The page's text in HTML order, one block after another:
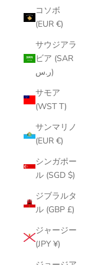
コソボ
(EUR €)
サウジアラ
ビア (SAR
ر.س)
サモア
(WST T)
サンマリノ
(EUR €)
シンガポー
ル (SGD $)
ジブラルタ
ル (GBP £)
ジャージー
(JPY ¥)